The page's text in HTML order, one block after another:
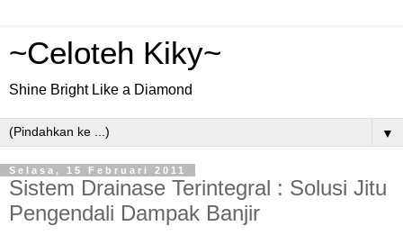
~Celoteh Kiky~
Shine Bright Like a Diamond
▼
Selasa, 15 Februari 2011
Sistem Drainase Terintegral : Solusi Jitu
Pengendali Dampak Banjir